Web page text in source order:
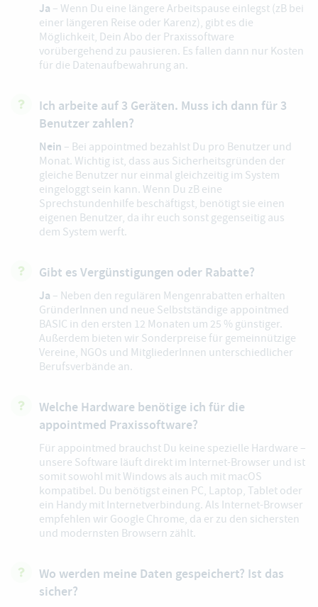
Ja – Wenn Du eine längere Arbeitspause einlegst (zB bei
einer längeren Reise oder Karenz), gibt es die
Möglichkeit, Dein Abo der Praxissoftware
vorübergehend zu pausieren. Es fallen dann nur Kosten
für die Datenaufbewahrung an.
Ich arbeite auf 3 Geräten. Muss ich dann für 3
Benutzer zahlen?
Nein – Bei appointmed bezahlst Du pro Benutzer und
Monat. Wichtig ist, dass aus Sicherheitsgründen der
gleiche Benutzer nur einmal gleichzeitig im System
eingeloggt sein kann. Wenn Du zB eine
Sprechstundenhilfe beschäftigst, benötigt sie einen
eigenen Benutzer, da ihr euch sonst gegenseitig aus
dem System werft.
Gibt es Vergünstigungen oder Rabatte?
Ja – Neben den regulären Mengenrabatten erhalten
GründerInnen und neue Selbstständige appointmed
BASIC in den ersten 12 Monaten um 25 % günstiger.
Außerdem bieten wir Sonderpreise für gemeinnützige
Vereine, NGOs und MitgliederInnen unterschiedlicher
Berufsverbände an.
Welche Hardware benötige ich für die
appointmed Praxissoftware?
Für appointmed brauchst Du keine spezielle Hardware –
unsere Software läuft direkt im Internet-Browser und ist
somit sowohl mit Windows als auch mit macOS
kompatibel. Du benötigst einen PC, Laptop, Tablet oder
ein Handy mit Internetverbindung. Als Internet-Browser
empfehlen wir Google Chrome, da er zu den sichersten
und modernsten Browsern zählt.
Wo werden meine Daten gespeichert? Ist das
sicher?